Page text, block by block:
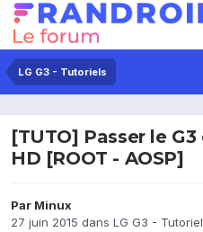
LG G3 - Tutoriels
[TUTO] Passer le
HD [ROOT - AOSP]
Par Minux
27 juin 2015 dans LG G3 -